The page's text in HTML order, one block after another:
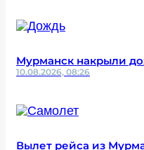
Мурманск накрыли
10.08.2026, 08:26
Вылет рейса из